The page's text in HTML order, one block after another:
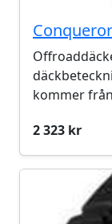
kommer
2 323 kr